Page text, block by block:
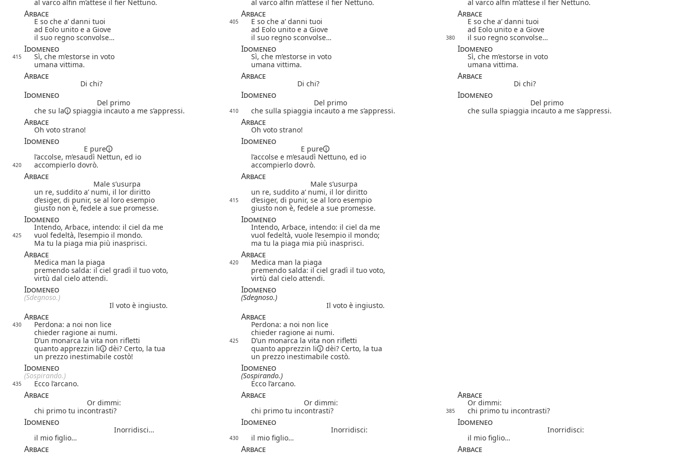
al varco alfin m’attese il fier Nettuno.
al varco alfin m’attese il fier Nettuno. al varco alfin m’attese il fier Nettuno.
Arbace Arbace Arbace
E so che a’ danni tuoi 405 E so che a’ danni tuoi
E so che a’ danni tuoi
ad Eolo unito e a Giove
ad Eolo unito e a Giove
ad Eolo unito e a Giove
il suo regno sconvolse…
il suo regno sconvolse… 380 il suo regno sconvolse…
Idomeneo Idomeneo Idomeneo
415 Sì, che m’estorse in voto Sì, che m’estorse in voto
Sì, che m’estorse in voto
umana vittima.
umana vittima. umana vittima.
Arbace Arbace Arbace
Di chi? Di chi? Di chi?
Idomeneo Idomeneo Idomeneo
Del primo Del primo
Del primo
che su la spiaggia incauto a me s’appressi. 410 che sulla spiaggia incauto a me s’appressi. che sulla spiaggia incauto a me s’appressi.
Arbace Arbace
Oh voto strano! Oh voto strano!
Idomeneo Idomeneo
E pure
E pure
l’accolse, m’esaudì Nettun, ed io
l’accolse e m’esaudì Nettuno, ed io
420 accompierlo dovrò. accompierlo dovrò.
Arbace Arbace
Male s’usurpa
Male s’usurpa
un re, suddito a’ numi, il lor diritto
un re, suddito a’ numi, il lor diritto
d’esiger, di punir, se al loro esempio
415
d’esiger, di punir, se al loro esempio
giusto non è, fedele a sue promesse.
giusto non è, fedele a sue promesse.
Idomeneo Idomeneo
Intendo, Arbace, intendo: il ciel da me Intendo, Arbace, intendo: il ciel da me
425 vuol fedeltà, l’esempio il mondo.
vuol fedeltà, vuole l’esempio il mondo;
Ma tu la piaga mia più inasprisci.
ma tu la piaga mia più inasprisci.
Arbace Arbace
Medica man la piaga 420
Medica man la piaga
premendo salda: il ciel gradì il tuo voto,
premendo salda: il ciel gradì il tuo voto,
virtù dal cielo attendi.
virtù dal cielo attendi.
Idomeneo Idomeneo
(Sdegnoso.)
(Sdegnoso.)
Il voto è ingiusto.
Il voto è ingiusto.
Arbace Arbace
430 Perdona: a noi non lice
Perdona: a noi non lice
chieder ragione ai numi.
chieder ragione ai numi.
D’un monarca la vita non rifletti
425
D’un monarca la vita non rifletti
quanto apprezzin li dèi? Certo, la tua quanto apprezzin li
dèi? Certo, la tua
un prezzo inestimabile costò!
un prezzo inestimabile costò.
Idomeneo Idomeneo
(Sospirando.) (Sospirando.)
435 Ecco l’arcano. Ecco l’arcano.
Arbace Arbace Arbace
Or dimmi: Or dimmi:
Or dimmi:
chi primo tu incontrasti?
chi primo tu incontrasti? 385 chi primo tu incontrasti?
Idomeneo Idomeneo Idomeneo
Inorridisci… Inorridisci:
Inorridisci:
il mio figlio…
430 il mio figlio… il mio figlio…
Arbace Arbace Arbace